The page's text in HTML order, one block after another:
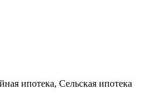
ипотека, Сельская ипотека